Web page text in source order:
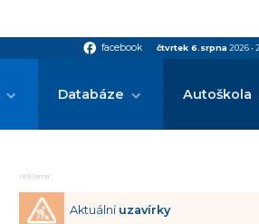
facebook facebook čtvrtek 6.srpna 2026•
Databáze Autoškola
reklama
Aktuální uzavírky